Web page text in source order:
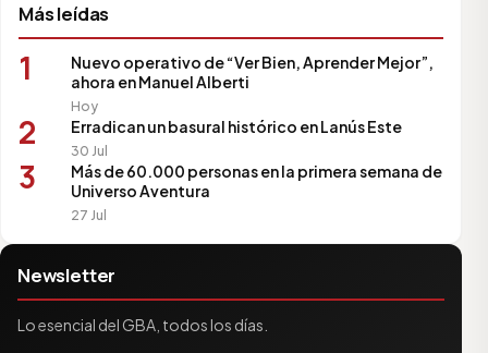
Más leídas
1
Nuevo operativo de “Ver Bien, Aprender Mejor”,
ahora en Manuel Alberti
Hoy
2 Erradican un basural histórico en Lanús Este
30 Jul
3
Más de 60.000 personas en la primera semana de
Universo Aventura
27 Jul
Newsletter
Lo esencial del GBA, todos los días.